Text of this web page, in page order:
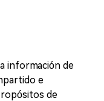
información de
e
de